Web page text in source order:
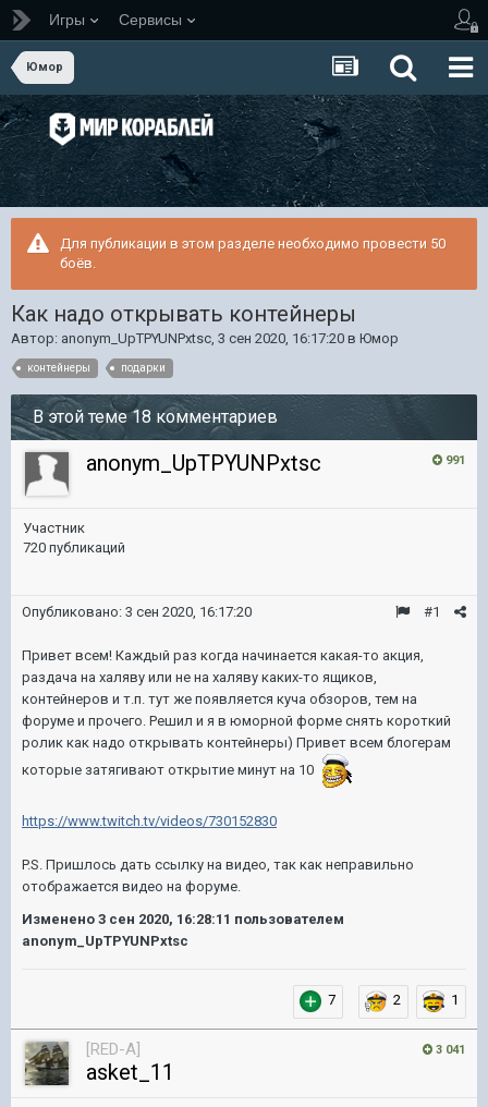
Игры Сервисы
Юмор
Для публикации в этом разделе необходимо провести 50
боёв.
Как надо открывать контейнеры
Автор: anonym_UpTPYUNPxtsc, 3 сен 2020, 16:17:20 в Юмор
контейнеры подарки
В этой теме 18 комментариев
991
anonym_UpTPYUNPxtsc
Участник
720 публикаций
#1
Опубликовано: 3 сен 2020, 16:17:20
Привет всем! Каждый раз когда начинается какая-то акция,
раздача на халяву или не на халяву каких-то ящиков,
контейнеров и т.п. тут же появляется куча обзоров, тем на
форуме и прочего. Решил и я в юморной форме снять короткий
ролик как надо открывать контейнеры) Привет всем блогерам
которые затягивают открытие минут на 10
https://www.twitch.tv/videos/730152830
P.S. Пришлось дать ссылку на видео, так как неправильно
отображается видео на форуме.
Изменено 3 сен 2020, 16:28:11 пользователем
anonym_UpTPYUNPxtsc
7 2 1
3 041
[RED-A]
asket_11